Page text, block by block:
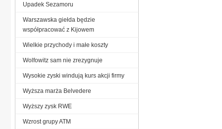
Upadek Sezamoru
Warszawska giełda będzie
współpracować z Kijowem
Wielkie przychody i małe koszty
Wolfowitz sam nie zrezygnuje
Wysokie zyski windują kurs akcji firmy
Wyższa marża Belvedere
Wyższy zysk RWE
Wzrost grupy ATM